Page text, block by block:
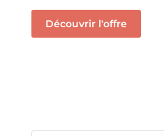
Découvrir l'offre